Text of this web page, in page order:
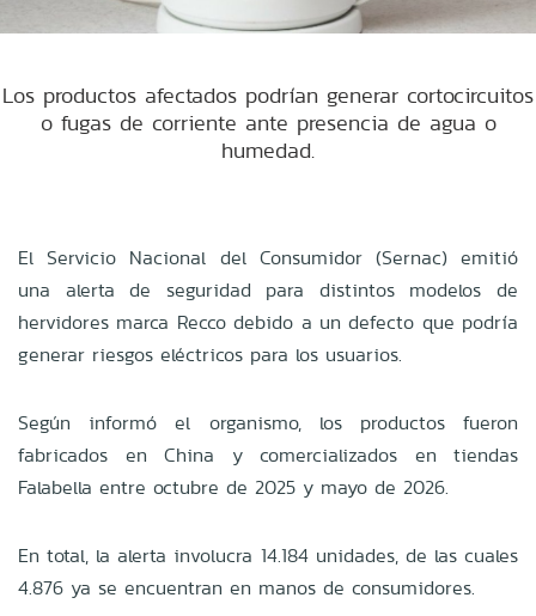
Los productos afectados podrían generar cortocircuitos
o fugas de corriente ante presencia de agua o
humedad.
El Servicio Nacional del Consumidor (Sernac) emitió
una alerta de seguridad para distintos modelos de
hervidores marca Recco debido a un defecto que podría
generar riesgos eléctricos para los usuarios.
Según informó el organismo, los productos fueron
fabricados en China y comercializados en tiendas
Falabella entre octubre de 2025 y mayo de 2026.
En total, la alerta involucra 14.184 unidades, de las cuales
4.876 ya se encuentran en manos de consumidores.